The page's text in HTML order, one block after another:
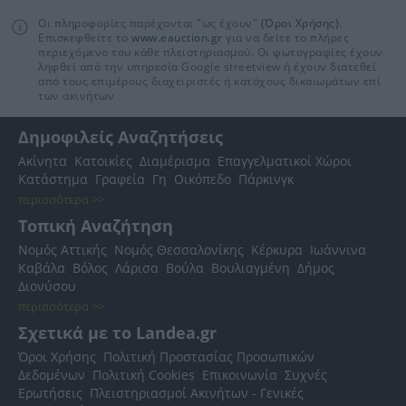
Οι πληροφορίες παρέχονται "ως έχουν" (Όροι Χρήσης).
Επισκεφθείτε το www.eauction.gr για να δείτε το πλήρες
περιεχόμενο του κάθε πλειστηριασμού. Οι φωτογραφίες έχουν
ληφθεί από την υπηρεσία Google streetview ή έχουν διατεθεί
από τους επιμέρους διαχειριστές ή κατόχους δικαιωμάτων επί
των ακινήτων
Δημοφιλείς Αναζητήσεις
Ακίνητα Κατοικίες Διαμέρισμα Επαγγελματικοί Χώροι
Κατάστημα Γραφεία Γη Οικόπεδο Πάρκινγκ
περισσότερα >>
Τοπική Αναζήτηση
Νομός Αττικής Νομός Θεσσαλονίκης Κέρκυρα Ιωάννινα
Καβάλα Βόλος Λάρισα Βούλα Βουλιαγμένη Δήμος
Διονύσου
περισσότερα >>
Σχετικά με το Landea.gr
Όροι Χρήσης Πολιτική Προστασίας Προσωπικών
Δεδομένων Πολιτική Cookies Επικοινωνία Συχνές
Ερωτήσεις Πλειστηριασμοί Ακινήτων - Γενικές